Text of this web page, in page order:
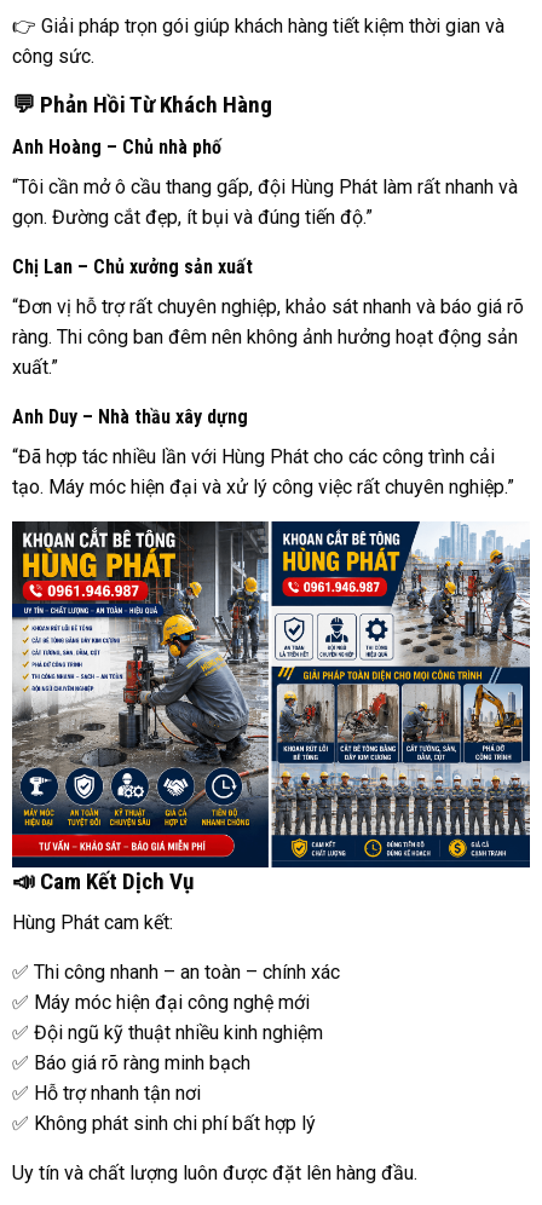
👉 Giải pháp trọn gói giúp khách hàng tiết kiệm thời gian và
công sức.
💬 Phản Hồi Từ Khách Hàng
Anh Hoàng – Chủ nhà phố
“Tôi cần mở ô cầu thang gấp, đội Hùng Phát làm rất nhanh và
gọn. Đường cắt đẹp, ít bụi và đúng tiến độ.”
Chị Lan – Chủ xưởng sản xuất
“Đơn vị hỗ trợ rất chuyên nghiệp, khảo sát nhanh và báo giá rõ
ràng. Thi công ban đêm nên không ảnh hưởng hoạt động sản
xuất.”
Anh Duy – Nhà thầu xây dựng
“Đã hợp tác nhiều lần với Hùng Phát cho các công trình cải
tạo. Máy móc hiện đại và xử lý công việc rất chuyên nghiệp.”
📣 Cam Kết Dịch Vụ
Hùng Phát cam kết:
✅ Thi công nhanh – an toàn – chính xác
✅ Máy móc hiện đại công nghệ mới
✅ Đội ngũ kỹ thuật nhiều kinh nghiệm
✅ Báo giá rõ ràng minh bạch
✅ Hỗ trợ nhanh tận nơi
✅ Không phát sinh chi phí bất hợp lý
Uy tín và chất lượng luôn được đặt lên hàng đầu.